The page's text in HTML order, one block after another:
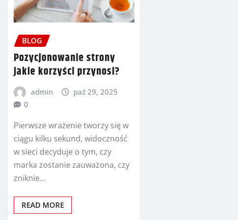
BLOG
Pozycjonowanie strony
jakie korzyści przynosi?
admin
paź 29, 2025
0
Pierwsze wrażenie tworzy się w
ciągu kilku sekund, widoczność
w sieci decyduje o tym, czy
marka zostanie zauważona, czy
zniknie…
READ MORE